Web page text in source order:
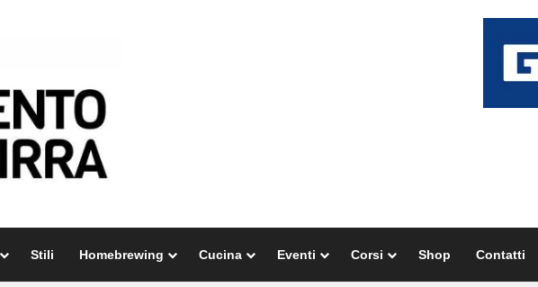
Stili Homebrewing Cucina Eventi Corsi Shop Contatti